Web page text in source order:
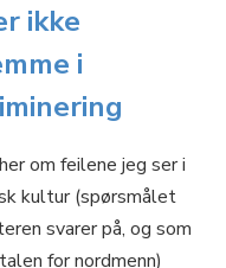
ikke
i
om feilene jeg ser i
kultur (spørsmålet
svarer på, og som
for nordmenn)